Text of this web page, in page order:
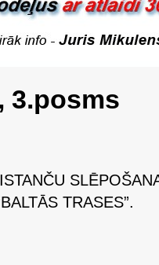
3.posms
TRASES”.